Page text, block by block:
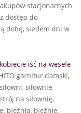
stacjonarnych
dostęp do
dobę, siedem dni w
iść na wesele
garnitur damski,
siłownie,
na siłownię,
bieżnia, bieżnie,